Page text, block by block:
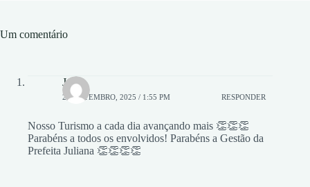
Um comentário
José
28, SETEMBRO, 2025 / 1:55 PM RESPONDER
Nosso Turismo a cada dia avançando mais 👏👏👏
Parabéns a todos os envolvidos! Parabéns a Gestão da
Prefeita Juliana 👏👏👏👏